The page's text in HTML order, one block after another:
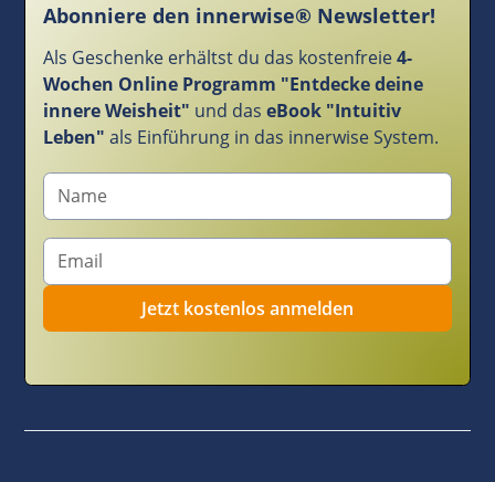
Abonniere den innerwise® Newsletter!
Als Geschenke erhältst du das kostenfreie4-
Wochen Online Programm "Entdecke deine
innere Weisheit" und das eBook "Intuitiv
Leben"als Einführung in das innerwise System.